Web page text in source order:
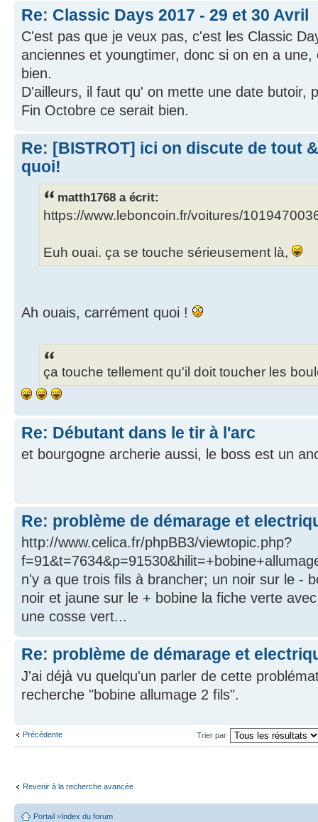
Re: Classic Days 2017 - 29 et 30 Avril
C'est pas que je veux pas, c'est les Classic
anciennes et youngtimer, donc si on en a
bien.
D'ailleurs, il faut qu' on mette une date butoir,
Fin Octobre ce serait bien.
Re: [BISTROT] ici on discute de tout
quoi!
matth1768 a écrit:
https://www.leboncoin.fr/voitures/
Euh ouai. ça se touche sérieusement là,
Ah ouais, carrément quoi !
ça touche tellement qu'il doit toucher les
Re: Débutant dans le tir à l'arc
et bourgogne archerie aussi, le boss est un
Re: problème de démarage et
http://www.celica.fr/phpBB3/viewtopic.php?
n'y a que trois fils à brancher; un noir sur le -
noir et jaune sur le + bobine la fiche verte
une cosse vert...
Re: problème de démarage et
J'ai déjà vu quelqu'un parler de cette
recherche "bobine allumage 2 fils".
Précédente Trier par
Revenir à la recherche avancée
Portail » Index du forum